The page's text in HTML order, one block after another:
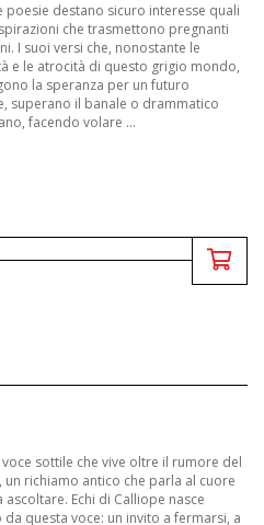
poesie destano sicuro interesse quali
che trasmettono pregnanti
I suoi versi che, nonostante le
e le atrocità di questo grigio mondo,
la speranza per un futuro
superano il banale o drammatico
facendo volare ...
voce sottile che vive oltre il rumore del
un richiamo antico che parla al cuore
ascoltare. Echi di Calliope nasce
questa voce: un invito a fermarsi, a